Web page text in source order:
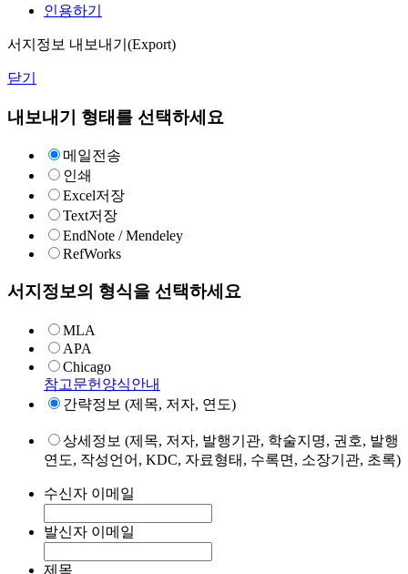
인용하기
서지정보 내보내기(Export)
닫기
내보내기 형태를 선택하세요
메일전송
인쇄
Excel저장
Text저장
EndNote / Mendeley
RefWorks
서지정보의 형식을 선택하세요
MLA
APA
Chicago
참고문헌양식안내
간략정보 (제목, 저자, 연도)
상세정보 (제목, 저자, 발행기관, 학술지명, 권호, 발행
연도, 작성언어, KDC, 자료형태, 수록면, 소장기관, 초록)
수신자 이메일
발신자 이메일
제목